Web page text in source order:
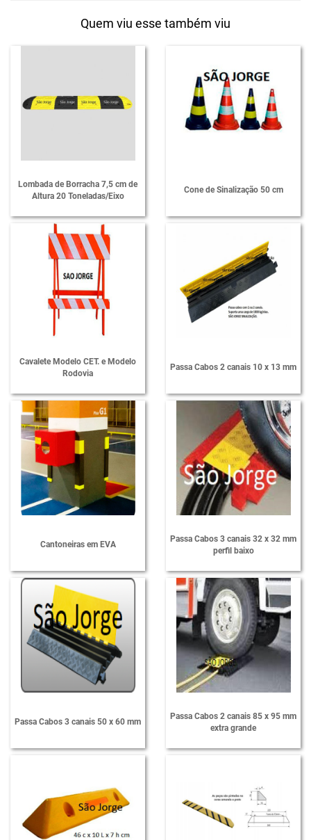
Quem viu esse também viu
Lombada de Borracha 7,5 cm de
Altura 20 Toneladas/Eixo
Cone de Sinalização 50 cm
Cavalete Modelo CET. e Modelo
Rodovia
Passa Cabos 2 canais 10 x 13 mm
Cantoneiras em EVA
Passa Cabos 3 canais 32 x 32 mm
perfil baixo
Passa Cabos 3 canais 50 x 60 mm
Passa Cabos 2 canais 85 x 95 mm
extra grande